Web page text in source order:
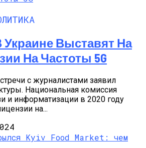
Украине Выставят На
На Частоты 5G
с журналистами заявил
Национальная комиссия
и информатизации в 2020 году
на...